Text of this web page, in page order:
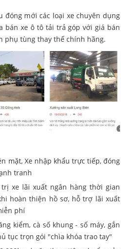
đóng mới các loại xe chuyên dụng
bán xe ô tô tải trả góp với giá bán
phụ tùng thay thế chính hãng.
mặt, Xe nhập khẩu trực tiếp, đóng
tranh
xe lãi xuất ngân hàng thời gian
hoàn thiện hồ sơ, hỗ trợ lãi xuất
phí
kiểm, cà số khung - số máy, gắn
tục trọn gói "chìa khóa trao tay"